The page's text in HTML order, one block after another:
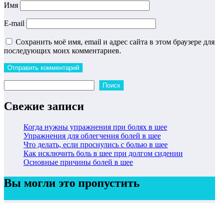
Имя
E-mail
Сохранить моё имя, email и адрес сайта в этом браузере для
последующих моих комментариев.
Поиск
Свежие записи
Когда нужны упражнения при болях в шее
Упражнения для облегчения болей в шее
Что делать, если проснулись с болью в шее
Как исключить боль в шее при долгом сидении
Основные причины болей в шее
Вы могли это пропустить